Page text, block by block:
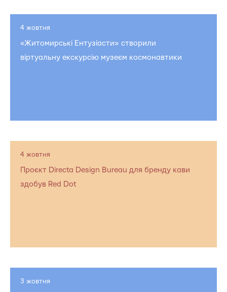
4 жовтня
«Житомирські Ентузіасти» створили
віртуальну екскурсію музеєм космонавтики
4 жовтня
Проєкт Directa Design Bureau для бренду кави
здобув Red Dot
3 жовтня